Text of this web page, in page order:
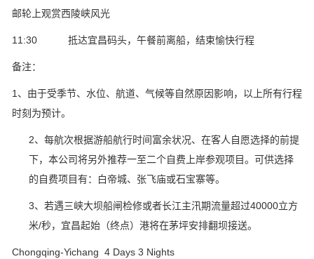
邮轮上观赏西陵峡风光
11:30 抵达宜昌码头，午餐前离船，结束愉快行程
备注：
1、由于受季节、水位、航道、气候等自然原因影响，以上所有行程
时刻为预计。
2、每航次根据游船航行时间富余状况、在客人自愿选择的前提
下，本公司将另外推荐一至二个自费上岸参观项目。可供选择
的自费项目有：白帝城、张飞庙或石宝寨等。
3、若遇三峡大坝船闸检修或者长江主汛期流量超过40000立方
米/秒，宜昌起始（终点）港将在茅坪安排翻坝接送。
Chongqing-Yichang 4 Days 3 Nights